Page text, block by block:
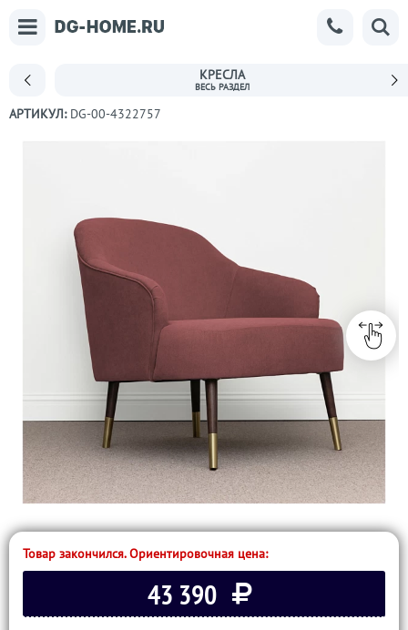
КРЕСЛА
АРТИКУЛ: DG-00-4322757
Товар закончился. Ориентировочная цена:
43 390